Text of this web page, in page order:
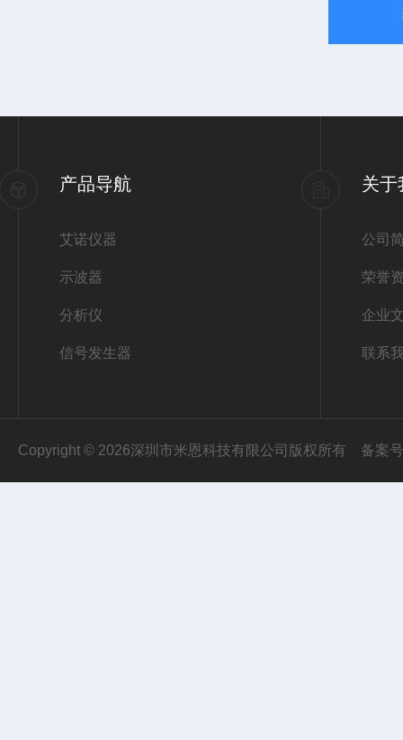
产品导航
艾诺仪器
示波器
分析仪
信号发生器
关于
公司
荣誉
企业
联系
Copyright © 2026深圳市米恩科技有限公司版权所有 备案